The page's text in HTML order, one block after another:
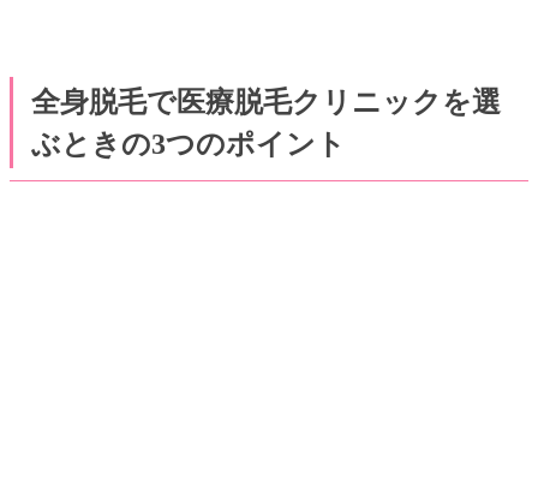
全身脱毛で医療脱毛クリニックを選
ぶときの3つのポイント